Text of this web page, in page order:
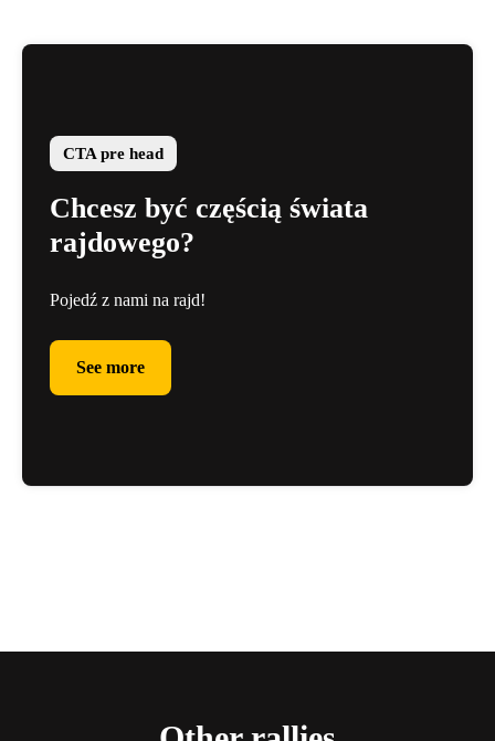
CTA pre head
Chcesz być częścią świata
rajdowego?
Pojedź z nami na rajd!
See more
See more